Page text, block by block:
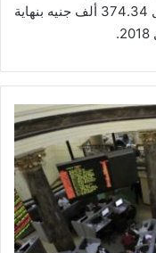
إيرادات الشركة خلال العام الماضي لتسجل 374.34 ألف جنيه بنهاية